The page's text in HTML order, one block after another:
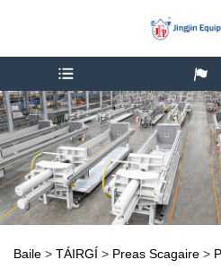
Baile > TÁIRGÍ > Preas Scagaire >